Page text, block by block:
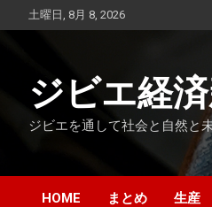
to
土曜日, 8月 8, 2026
ジビエ経
ジビエを通して社会と自然と
HOME まとめ 生産